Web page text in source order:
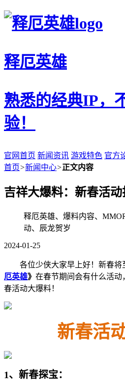
释厄英雄
熟悉的经典IP，
验！
官网首页 新闻资讯 游戏特色 官方
首页>新闻中心>正文内容
吉祥大爆料：新春活动
释厄英雄、爆料内容、
动、辰龙贺岁
2024-01-25
各位少侠大家早上好！新春
厄英雄》 在春节期间会有什么活
春活动大爆料！
新春活
1、新春探宝：